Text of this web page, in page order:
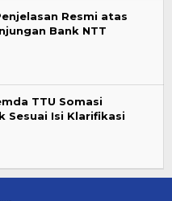
Resmi atas
Bank NTT
TTU Somasi
Sesuai Isi Klarifikasi